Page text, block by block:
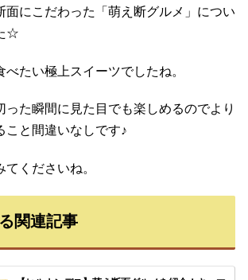
面にこだわった「萌え断グルメ」につい
☆
たい極上スイーツでしたね。
った瞬間に見た目でも楽しめるのでより
こと間違いなしです♪
くださいね。
関連記事